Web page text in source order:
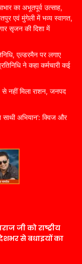
का अभूतपूर्व उत्साह,
एवं मुंगेली में भव्य स्वागत,
सृजन की दिशा में
एल्डरमैन पर लगाए
ने कहा कर्मचारी कई
से नहीं मिला राशन, जनपद
साथी अभियान’: क्विज और
जी को राष्ट्रीय
से बधाइयों का